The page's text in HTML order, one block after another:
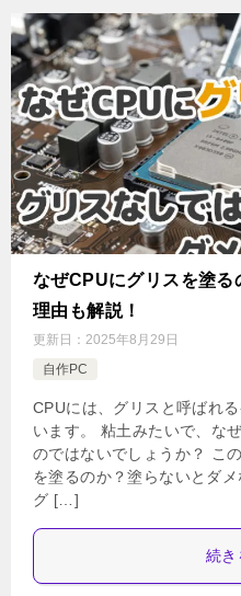
なぜCPUにグリスを塗る
理由も解説！
更新日： 2025年8月29日
自作PC
CPUには、グリスと呼ばれ
います。 粘土みたいで、な
のではないでしょうか？ こ
を塗るのか？塗らないとダ
グ […]
続き